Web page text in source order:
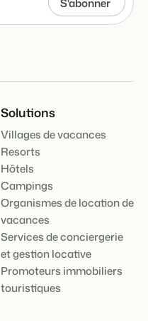
Solutions
Villages de vacances
Resorts
Hôtels
Campings
Organismes de location de
vacances
Services de conciergerie
et gestion locative
Promoteurs immobiliers
touristiques